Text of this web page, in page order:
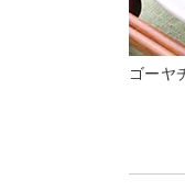
ゴーヤ